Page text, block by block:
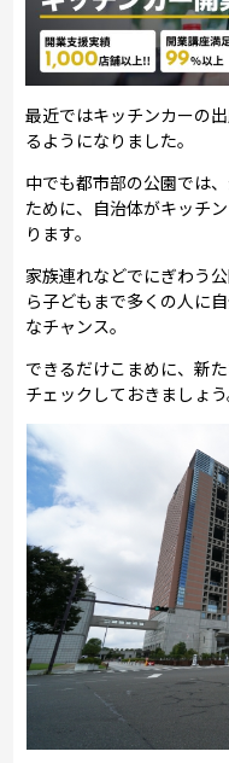
最近ではキッチンカーの
るようになりました。
中でも都市部の公園では
ために、自治体がキッチ
ります。
家族連れなどでにぎわう
ら子どもまで多くの人に
なチャンス。
できるだけこまめに、新
チェックしておきましょう